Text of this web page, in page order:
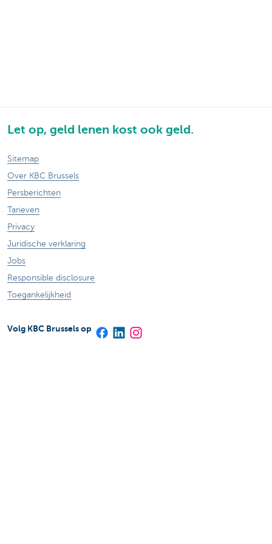
Let op, geld lenen kost ook geld.
Sitemap
Over KBC Brussels
Persberichten
Tarieven
Privacy
Juridische verklaring
Jobs
Responsible disclosure
Toegankelijkheid
Volg KBC Brussels op